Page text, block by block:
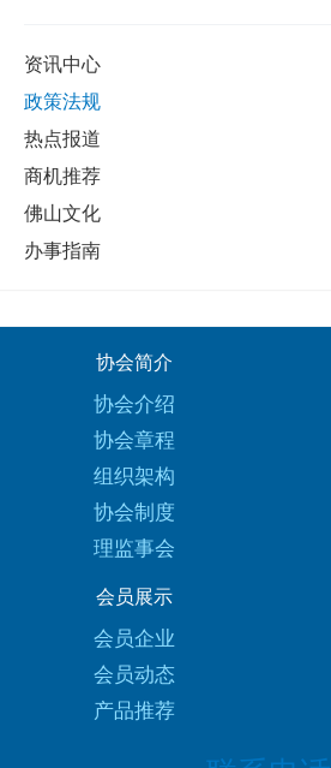
资讯中心
政策法规
热点报道
商机推荐
佛山文化
办事指南
协会简介
协会介绍
协会章程
组织架构
协会制度
理监事会
会员展示
会员企业
会员动态
产品推荐